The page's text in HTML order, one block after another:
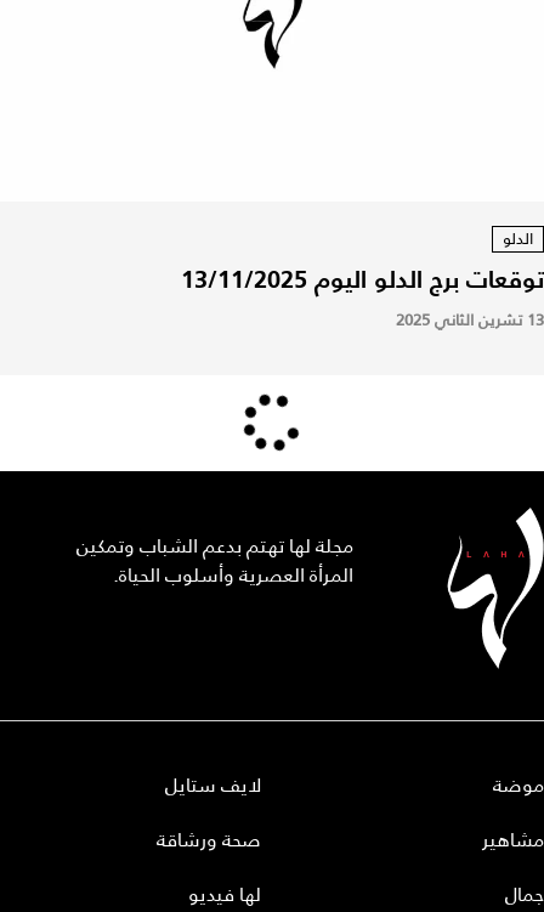
الدلو
توقعات برج الدلو اليوم 13/11/2025
13 تشرين الثاني 2025
مجلة لها تهتم بدعم الشباب وتمكين
المرأة العصرية وأسلوب الحياة.
موضة
مشاهير
جمال
لايف ستايل
صحة ورشاقة
لها فيديو